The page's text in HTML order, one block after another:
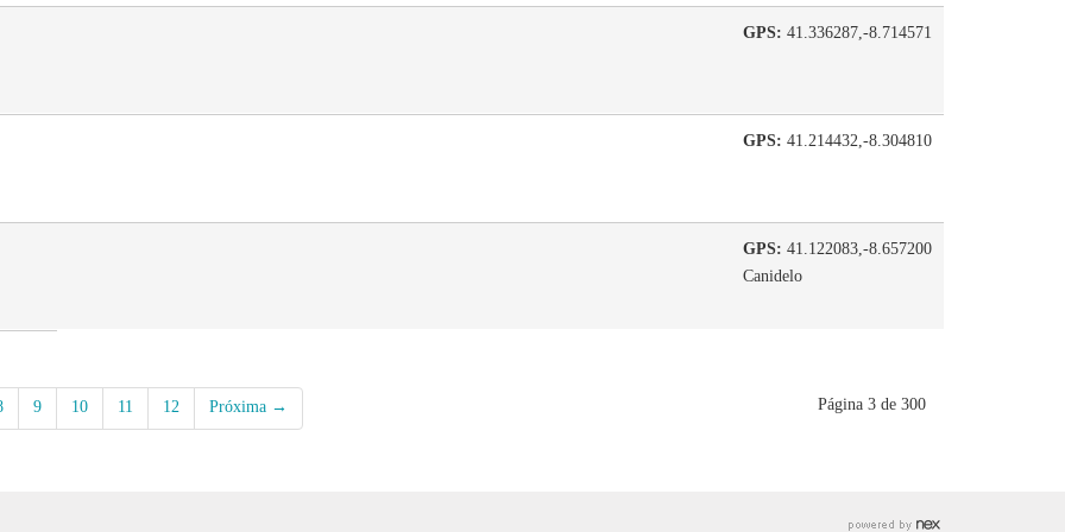
GPS: 41.336287,-8.714571
GPS: 41.214432,-8.304810
GPS: 41.122083,-8.657200
Canidelo
9 10 11 12 Próxima → Página 3 de 300